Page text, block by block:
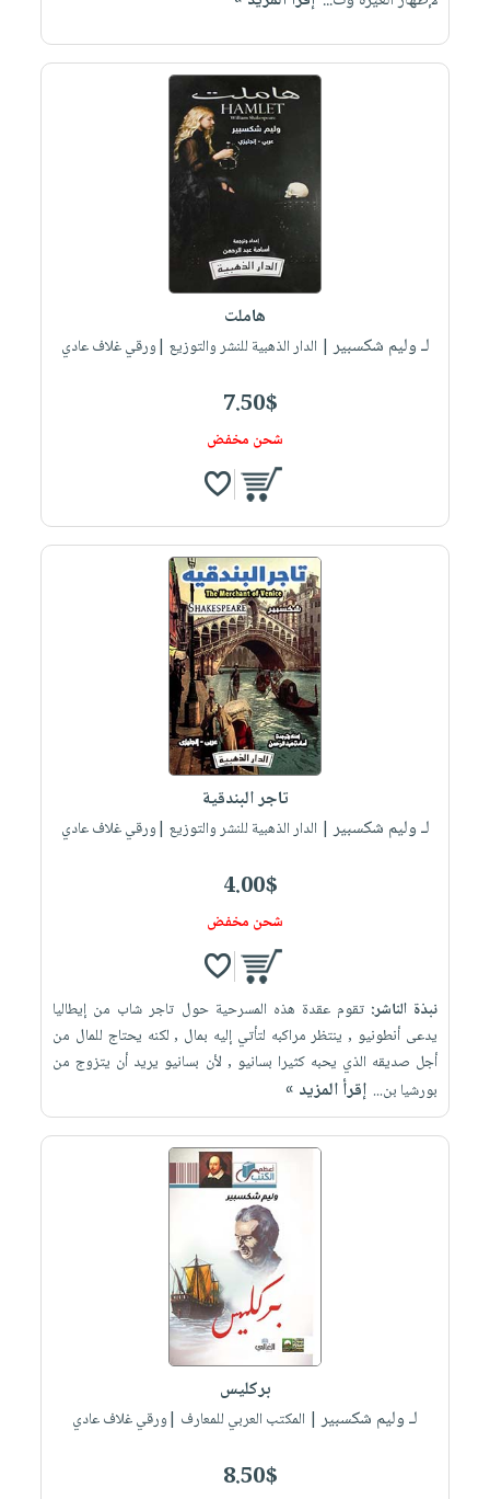
هاملت
لـ وليم شكسبير| الدار الذهبية للنشر والتوزيع |ورقي غلاف عادي
7.50$
شحن مخفض
تاجر البندقية
لـ وليم شكسبير| الدار الذهبية للنشر والتوزيع |ورقي غلاف عادي
4.00$
شحن مخفض
نبذة الناشر:تقوم عقدة هذه المسرحية حول تاجر شاب من إيطاليا
يدعى أنطونيو , ينتظر مراكبه لتأتي إليه بمال , لكنه يحتاج للمال من
أجل صديقه الذي يحبه كثيرا بسانيو , لأن بسانيو يريد أن يتزوج من
بورشيا بن... إقرأ المزيد »
بركليس
لـ وليم شكسبير| المكتب العربي للمعارف |ورقي غلاف عادي
8.50$